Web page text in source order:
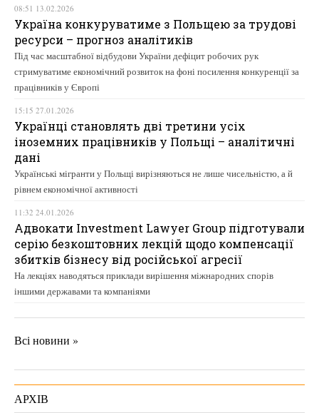
08:51 13.02.2026
Україна конкуруватиме з Польщею за трудові
ресурси – прогноз аналітиків
Під час масштабної відбудови України дефіцит робочих рук
стримуватиме економічний розвиток на фоні посилення конкуренції за
працівників у Європі
15:15 27.01.2026
Українці становлять дві третини усіх
іноземних працівників у Польщі – аналітичні
дані
Українські мігранти у Польщі вирізняються не лише чисельністю, а й
рівнем економічної активності
11:32 24.01.2026
Адвокати Investment Lawyer Group підготували
серію безкоштовних лекцій щодо компенсації
збитків бізнесу від російської агресії
На лекціях наводяться приклади вирішення міжнародних спорів
іншими державами та компаніями
Всі новини »
АРХІВ